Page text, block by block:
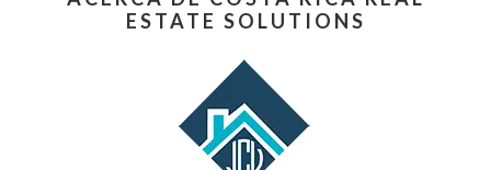
ESTATE SOLUTIONS